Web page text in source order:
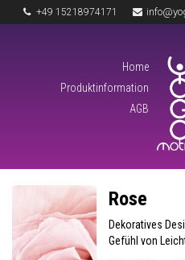
+49 15218974171
Home
Produktinformation
AGB
Rose
Dekoratives
Gefühl von